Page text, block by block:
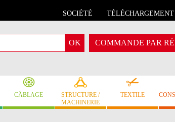
SOCIÉTÉ TÉLÉCHARGEMENT
COMMANDE PAR
CÂBLAGE
STRUCTURE /
MACHINERIE
TEXTILE